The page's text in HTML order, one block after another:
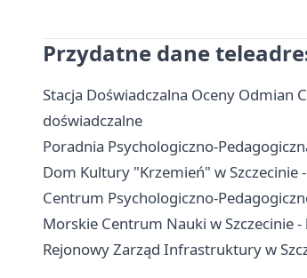
Przydatne dane
Stacja Doświadczalna Oceny Odmian
doświadczalne
Poradnia Psychologiczno-
Dom Kultury "Krzemień" w
Centrum Psychologiczno-
Morskie Centrum Nauki w Szczecinie
Rejonowy Zarząd Infrastruktury w